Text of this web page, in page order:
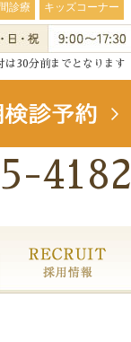
診療 キッズコーナー
は30分前までとなります
4182
診療時間・地図